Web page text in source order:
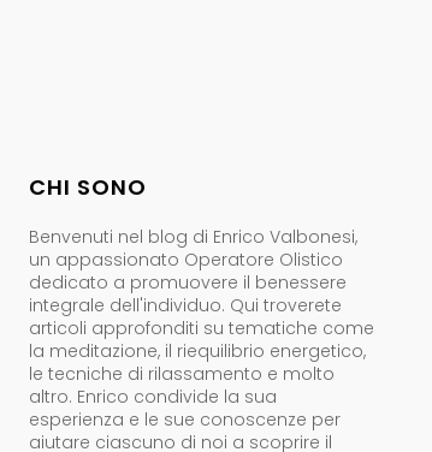
CHI SONO
Benvenuti nel blog di Enrico Valbonesi,
un appassionato Operatore Olistico
dedicato a promuovere il benessere
integrale dell'individuo. Qui troverete
articoli approfonditi su tematiche come
la meditazione, il riequilibrio energetico,
le tecniche di rilassamento e molto
altro. Enrico condivide la sua
esperienza e le sue conoscenze per
aiutare ciascuno di noi a scoprire il